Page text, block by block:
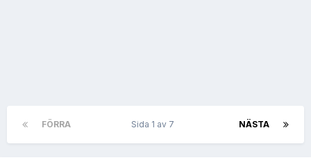
FÖRRA NÄSTA
Sida 1 av 7